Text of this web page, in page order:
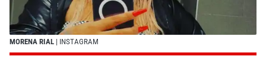
MORENA RIAL | INSTAGRAM